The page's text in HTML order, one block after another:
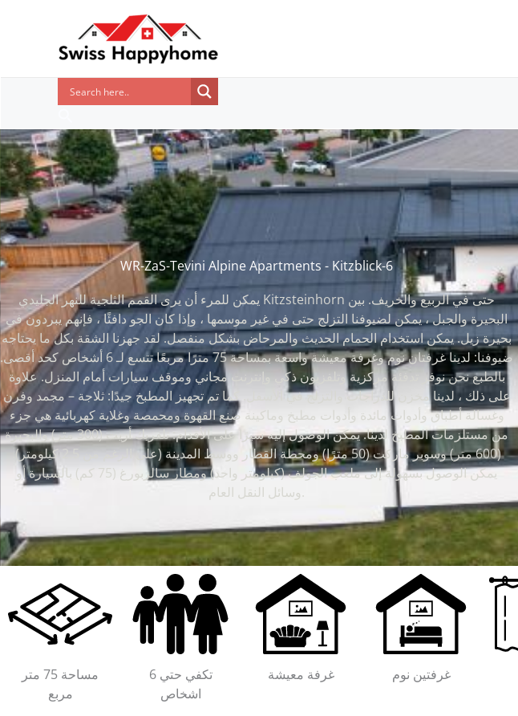
WR-ZaS-Tevini Alpine Apartments - Kitzblick-6
يمكن للمرء أن يرى القمم الثلجية للنهر الجليدي Kitzsteinhorn حتى في الربيع والخريف. بين
البحيرة والجبل ، يمكن لضيوفنا التزلج حتى في غير موسمها ، وإذا كان الجو دافئًا ، فإنهم يبردون في
بحيرة زيل. يمكن استخدام الحمام الحديث والمرحاض بشكل منفصل. لقد جهزنا الشقة بكل ما يحتاجه
ضيوفنا: لدينا غرفتان نوم وغرفة معيشة واسعة بمساحة 75 مترًا مربعًا تتسع لـ 6 أشخاص كحد أقصى.
بالطبع نحن نوفر تدفئة مركزية وتلفزيون ذكي وإنترنت مجاني وموقف سيارات أمام المنزل. علاوة
على ذلك ، لدينا مخزن للدراجات والتزلج في الأسفل. كما تم تجهيز المطبخ جيدًا: ثلاجة – مجمد وفرن
وغسالة أطباق وأدوات مائدة وأدوات مطبخ وماكينة صنع القهوة ومحمصة وغلاية كهربائية هي جزء
من مستلزمات المطبخ لدينا. يمكن الوصول إليه سيرًا على الأقدام: تلفريك أريت (300 متر) والبحيرة
(600 متر) وسوبر ماركت (50 مترًا) ومحطة القطار ووسط المدينة (على الرغم من 2.5 كيلومتر).
يمكن الوصول بسهولة إلى ملعب الجولف (كيلومتر واحد) ومطار سالزبورغ (75 كم) بالسيارة أو
وسائل النقل العام.
مساحة 75 متر
مربع
تكفي حتي 6
اشخاص
غرفة معيشة غرفتين نوم